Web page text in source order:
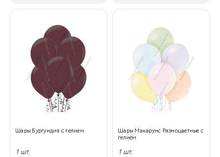
Шары Бургундия с гелием
1 шт.
Шары Макарунс Разноцветные с
гелием
1 шт.